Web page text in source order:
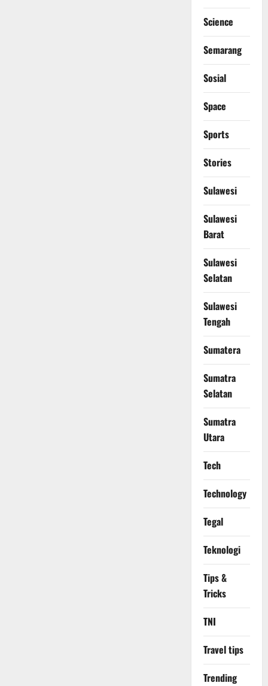
Science
Semarang
Sosial
Space
Sports
Stories
Sulawesi
Sulawesi
Barat
Sulawesi
Selatan
Sulawesi
Tengah
Sumatera
Sumatra
Selatan
Sumatra
Utara
Tech
Technology
Tegal
Teknologi
Tips &
Tricks
TNI
Travel tips
Trending